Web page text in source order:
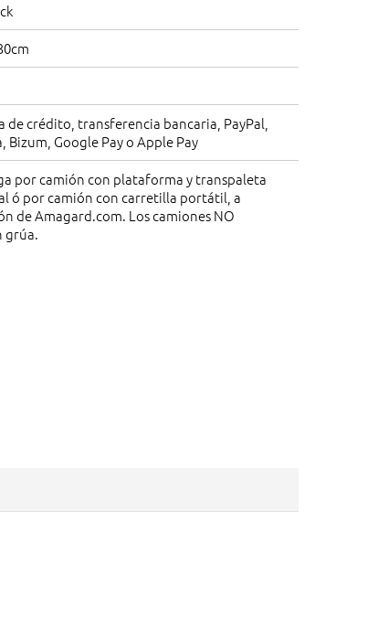
de crédito, transferencia bancaria, PayPal,
Bizum, Google Pay o Apple Pay
por camión con plataforma y transpaleta
ó por camión con carretilla portátil, a
de Amagard.com. Los camiones NO
grúa.